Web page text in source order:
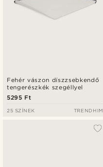
Fehér vászon díszzsebkendő
tengerészkék szegéllyel
5295 Ft
25 SZÍNEK TRENDHIM